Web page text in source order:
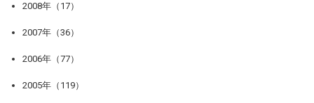
2008年（17）
2007年（36）
2006年（77）
2005年（119）